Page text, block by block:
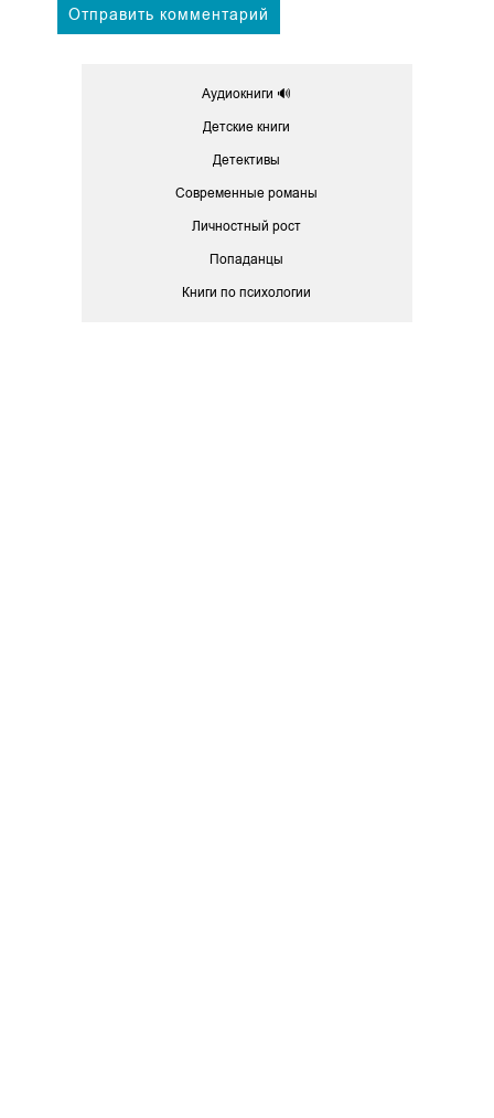
Аудиокниги 🔊
Детские книги
Детективы
Современные романы
Личностный рост
Попаданцы
Книги по психологии